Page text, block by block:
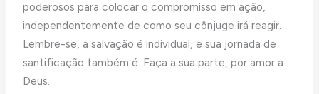
poderosos para colocar o compromisso em ação,
independentemente de como seu cônjuge irá reagir.
Lembre-se, a salvação é individual, e sua jornada de
santificação também é. Faça a sua parte, por amor a
Deus.